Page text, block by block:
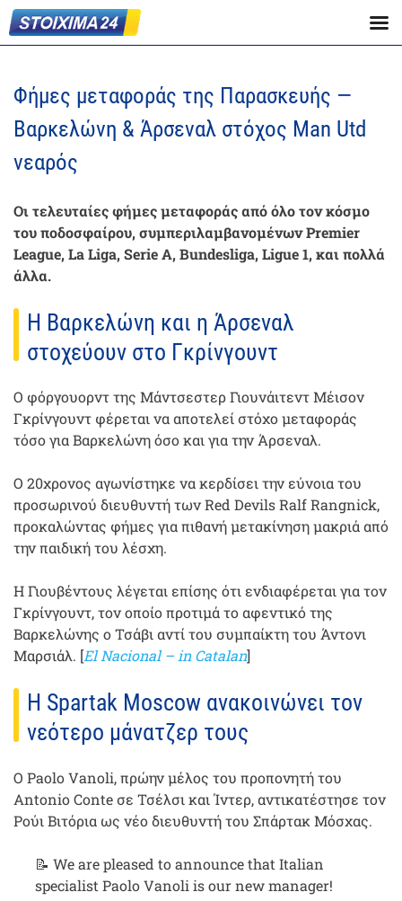
Φήμες μεταφοράς της Παρασκευής —
Βαρκελώνη & Άρσεναλ στόχος Man Utd
νεαρός
Οι τελευταίες φήμες μεταφοράς από όλο τον κόσμο
του ποδοσφαίρου, συμπεριλαμβανομένων Premier
League, La Liga, Serie A, Bundesliga, Ligue 1, και πολλά
άλλα.
Η Βαρκελώνη και η Άρσεναλ
στοχεύουν στο Γκρίνγουντ
Ο φόργουορντ της Μάντσεστερ Γιουνάιτεντ Μέισον
Γκρίνγουντ φέρεται να αποτελεί στόχο μεταφοράς
τόσο για Βαρκελώνη όσο και για την Άρσεναλ.
Ο 20χρονος αγωνίστηκε να κερδίσει την εύνοια του
προσωρινού διευθυντή των Red Devils Ralf Rangnick,
προκαλώντας φήμες για πιθανή μετακίνηση μακριά από
την παιδική του λέσχη.
Η Γιουβέντους λέγεται επίσης ότι ενδιαφέρεται για τον
Γκρίνγουντ, τον οποίο προτιμά το αφεντικό της
Βαρκελώνης ο Τσάβι αντί του συμπαίκτη του Άντονι
Μαρσιάλ. [El Nacional – in Catalan]
Η Spartak Moscow ανακοινώνει τον
νεότερο μάνατζερ τους
Ο Paolo Vanoli, πρώην μέλος του προπονητή του
Antonio Conte σε Τσέλσι και Ίντερ, αντικατέστησε τον
Ρούι Βιτόρια ως νέο διευθυντή του Σπάρτακ Μόσχας.
📝 We are pleased to announce that Italian
specialist Paolo Vanoli is our new manager!